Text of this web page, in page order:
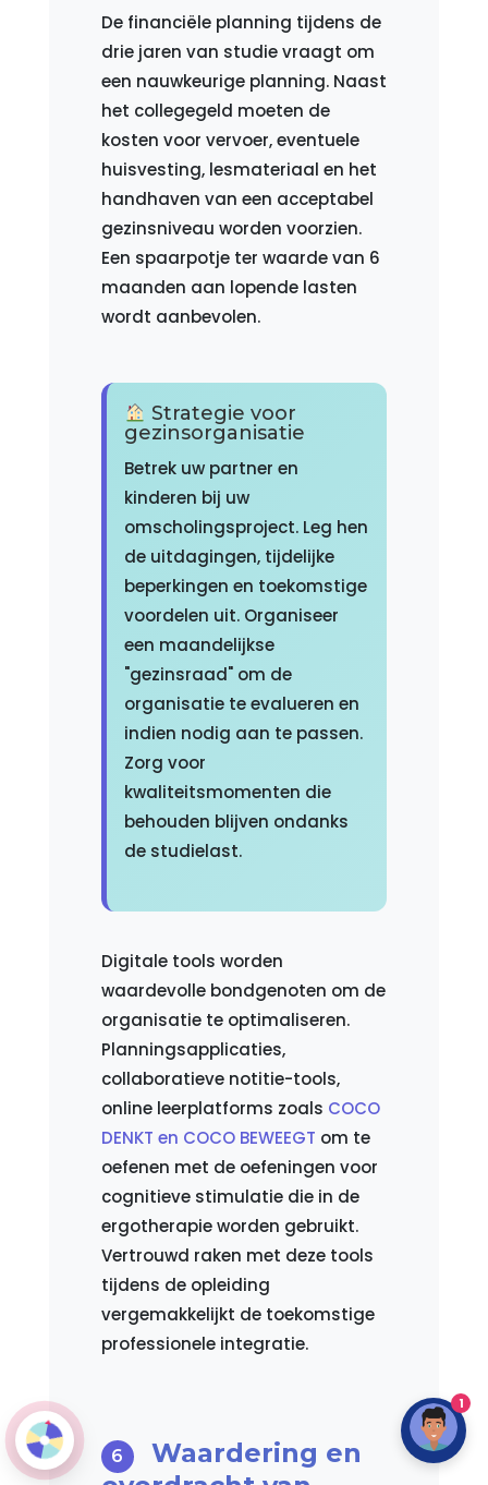
De financiële planning tijdens de
drie jaren van studie vraagt om
een nauwkeurige planning. Naast
het collegegeld moeten de
kosten voor vervoer, eventuele
huisvesting, lesmateriaal en het
handhaven van een acceptabel
gezinsniveau worden voorzien.
Een spaarpotje ter waarde van 6
maanden aan lopende lasten
wordt aanbevolen.
Strategie voor
gezinsorganisatie
Betrek uw partner en
kinderen bij uw
omscholingsproject. Leg hen
de uitdagingen, tijdelijke
beperkingen en toekomstige
voordelen uit. Organiseer
een maandelijkse
"gezinsraad" om de
organisatie te evalueren en
indien nodig aan te passen.
Zorg voor
kwaliteitsmomenten die
behouden blijven ondanks
de studielast.
Digitale tools worden
waardevolle bondgenoten om de
organisatie te optimaliseren.
Planningsapplicaties,
collaboratieve notitie-tools,
online leerplatforms zoals COCO
DENKT en COCO BEWEEGT om te
oefenen met de oefeningen voor
cognitieve stimulatie die in de
ergotherapie worden gebruikt.
Vertrouwd raken met deze tools
tijdens de opleiding
vergemakkelijkt de toekomstige
professionele integratie.
Waardering en
1